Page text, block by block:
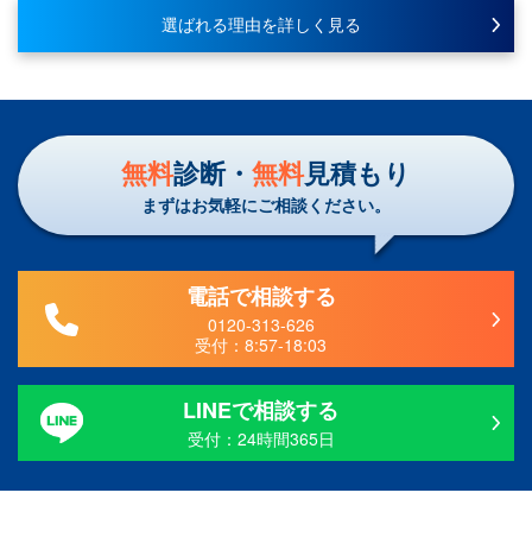
選ばれる理由を詳しく見る
無料診断・ 無料見積もり
まずはお気軽にご相談ください。
電話で相談する
0120-313-626
受付：8:57-18:03
LINEで相談する
受付：24時間365日